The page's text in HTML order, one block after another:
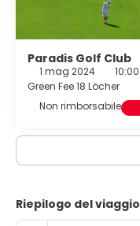
Paradis Golf Club
1 mag 2024 10:00
Green Fee 18 Löcher
Non rimborsabile
Riepilogo del viaggio